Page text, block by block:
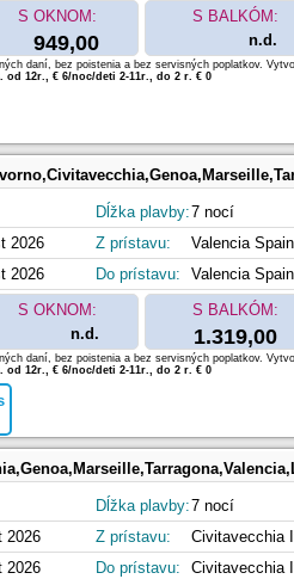
S OKNOM:
949,00
S BALKÓM:
n.d.
daní, bez poistenia a bez servisných poplatkov.
od 12r., € 6/noc/deti 2-11r., do 2 r. € 0
2026
2026
Dĺžka plavby:7 nocí
Z prístavu:
Valencia Spain
Do prístavu:
Valencia Spain
S OKNOM:
n.d.
S BALKÓM:
1.319,00
daní, bez poistenia a bez servisných poplatkov.
od 12r., € 6/noc/deti 2-11r., do 2 r. € 0
2026
2026
Dĺžka plavby:7 nocí
Z prístavu:
Civitavecchia
Do prístavu:
Civitavecchia